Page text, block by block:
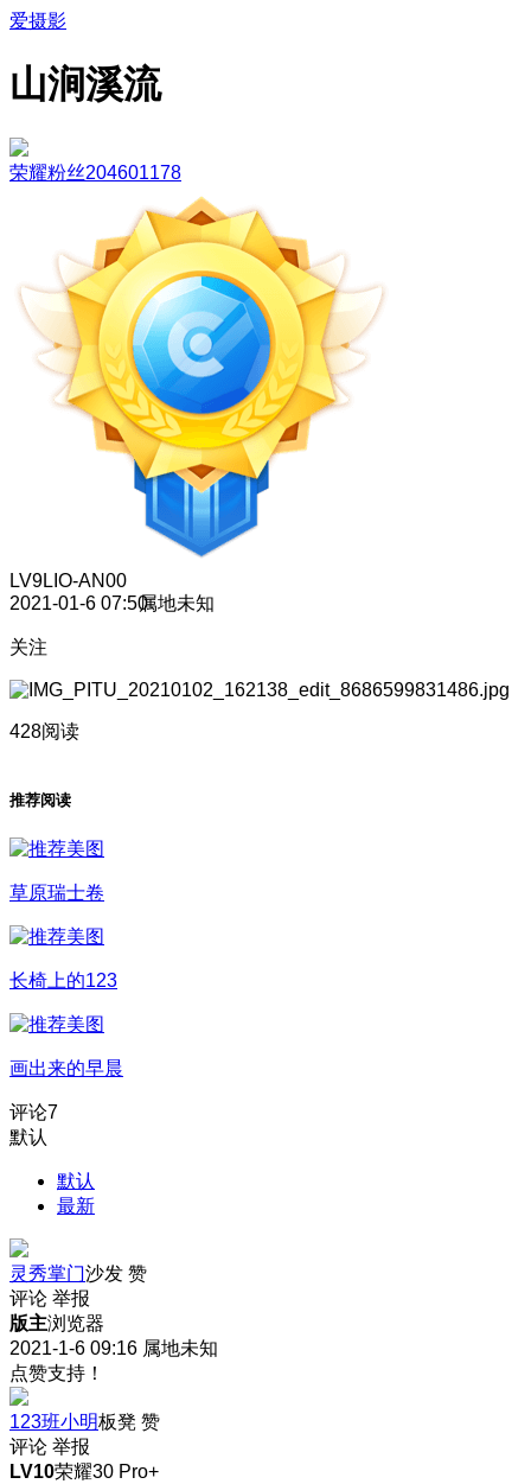
爱摄影
山涧溪流
荣耀粉丝204601178
LV9LIO-AN00
2021-01-6 07:50属地未知
关注
428阅读
推荐阅读
草原瑞士卷
长椅上的123
画出来的早晨
评论7
默认
默认
最新
灵秀掌门沙发 赞
评论 举报
版主浏览器
2021-1-6 09:16 属地未知
点赞支持！
123班小明板凳 赞
评论 举报
LV10荣耀30 Pro+